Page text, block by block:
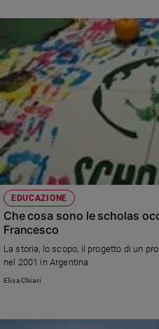
e
streaming
Libri
Musica
Arte
Famiglia
ed
educazione
Genitori
e
figli
Coppia
Scuola
giovani
EDUCAZIONE
Che cosa sono le scholas
Francesco
La storia, lo scopo, il progetto di un
nel 2001 in Argentina
Elisa Chiari